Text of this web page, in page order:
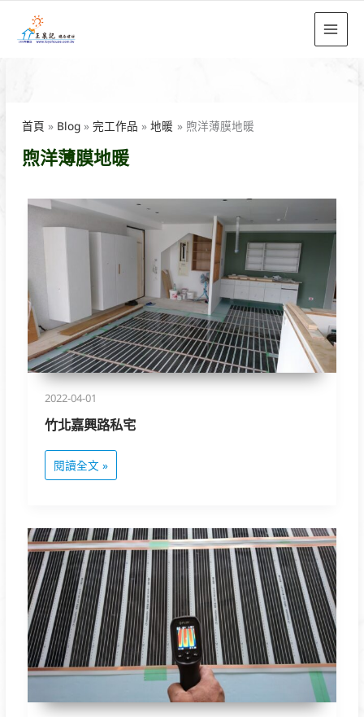
首頁
Blog 完工作品 地暖 煦洋薄膜地暖
煦洋薄膜地暖
2022-04-01
竹北嘉興路私宅
竹
北
路
宅
閱讀全文 »
台
北
文
林
路
私
宅